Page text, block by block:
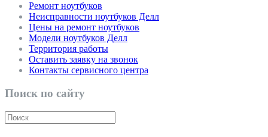
Ремонт ноутбуков
Неисправности ноутбуков Делл
Цены на ремонт ноутбуков
Модели ноутбуков Делл
Территория работы
Оставить заявку на звонок
Контакты сервисного центра
Поиск по сайту